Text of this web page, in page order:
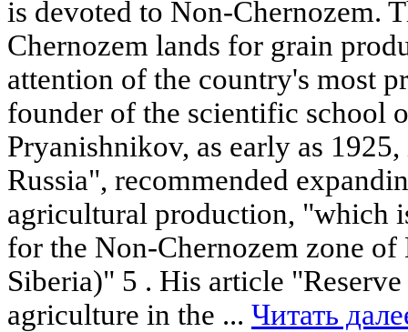
is devoted to Non-Chernozem.
Chernozem lands for grain
attention of the country's most
founder of the scientific school
Pryanishnikov, as early as
Russia", recommended
agricultural production, "which
for the Non-Chernozem zone of
Siberia)" 5 . His article
agriculture in the ... Читать